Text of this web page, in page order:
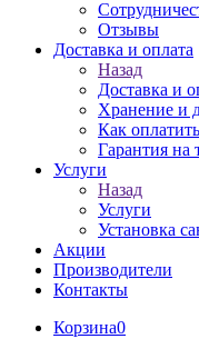
Отзывы
Доставка и оплата
Назад
Доставка и
Хранение и
Как оплатить
Гарантия на
Услуги
Назад
Услуги
Установка
Акции
Производители
Контакты
Корзина0